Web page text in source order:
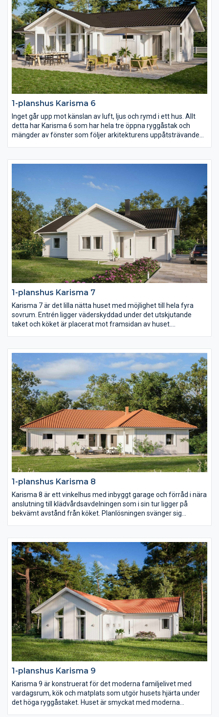
1-planshus Karisma 6
Inget går upp mot känslan av luft, ljus och rymd i ett hus. Allt
detta har Karisma 6 som har hela tre öppna ryggåstak och
mängder av fönster som följer arkitekturens uppåtsträvande
1-planshus Karisma 7
Karisma 7 är det lilla nätta huset med möjlighet till hela fyra
sovrum. Entrén ligger väderskyddad under det utskjutande
taket och köket är placerat mot framsidan av huset.
passage in till huset.
1-planshus Karisma 8
Karisma 8 är ett vinkelhus med inbyggt garage och förråd i nära
anslutning till klädvårdsavdelningen som i sin tur ligger på
bekvämt avstånd från köket. Planlösningen svänger sig
placerat mot trädgårdssidan. I husets vinkel placeras med
fördel en härlig uteplats i lä.
1-planshus Karisma 9
Karisma 9 är konstruerat för det moderna familjelivet med
vardagsrum, kök och matplats som utgör husets hjärta under
det höga ryggåstaket. Huset är smyckat med moderna